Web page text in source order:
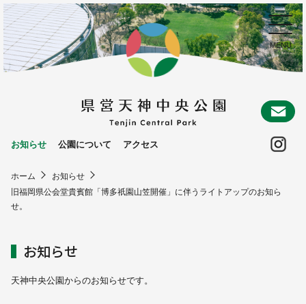
お知らせ 公園について アクセス
ホーム
お知らせ
旧福岡県公会堂貴賓館「博多祇園山笠開催」に伴うライトアップのお知ら
せ。
お知らせ
天神中央公園からのお知らせです。